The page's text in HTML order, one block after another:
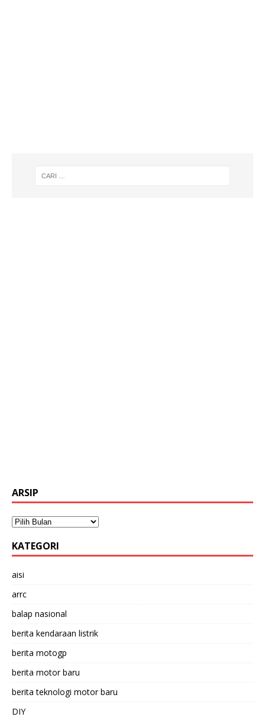
ARSIP
KATEGORI
aisi
arrc
balap nasional
berita kendaraan listrik
berita motogp
berita motor baru
berita teknologi motor baru
DIY